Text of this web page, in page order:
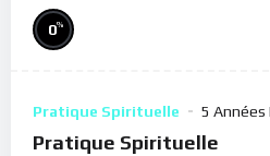
0%
Pratique Spirituelle 5 Années
Pratique Spirituelle